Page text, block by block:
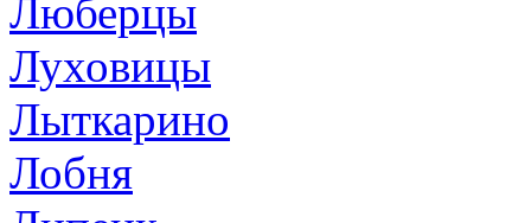
Люберцы
Луховицы
Лыткарино
Лобня